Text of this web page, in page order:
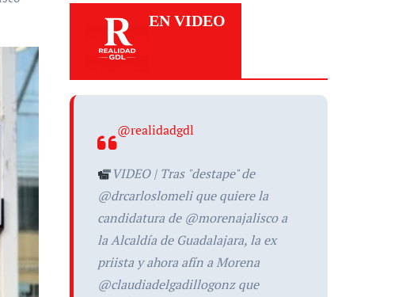
EN VIDEO
@realidadgdl
VIDEO | Tras "destape" de
@drcarloslomeli que quiere la
candidatura de @morenajalisco a
la Alcaldía de Guadalajara, la ex
priista y ahora afín a Morena
@claudiadelgadillogonz que